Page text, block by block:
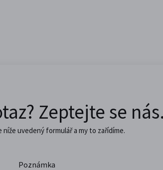
Zeptejte se
níže uvedený formulář a my to zařídíme.
Poznámka